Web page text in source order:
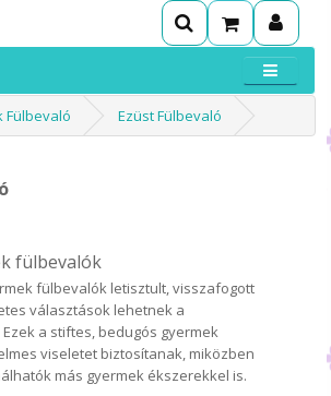
Fülbevaló Ezüst Fülbevaló
fülbevalók
fülbevalók letisztult, visszafogott
választások lehetnek a
a stiftes, bedugós gyermek
viseletet biztosítanak, miközben
más gyermek ékszerekkel is.